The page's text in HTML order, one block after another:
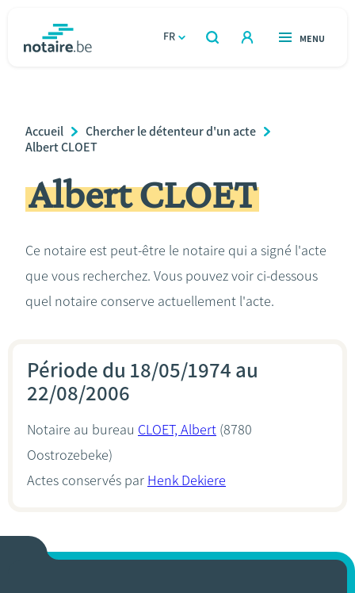
FR
OUVERT
RECHERCHER
OUVERT
MENU
Relations et vivre ensemble
Héritage et donations
Le notaire
Breadcrumb
Accueil
Chercher le détenteur d'un acte
Albert CLOET
Albert CLOET
Ce notaire est peut-être le notaire qui a signé l'acte
que vous recherchez. Vous pouvez voir ci-dessous
quel notaire conserve actuellement l'acte.
Période du 18/05/1974 au
22/08/2006
Notaire au bureau CLOET, Albert (8780
Oostrozebeke)
Actes conservés par Henk Dekiere